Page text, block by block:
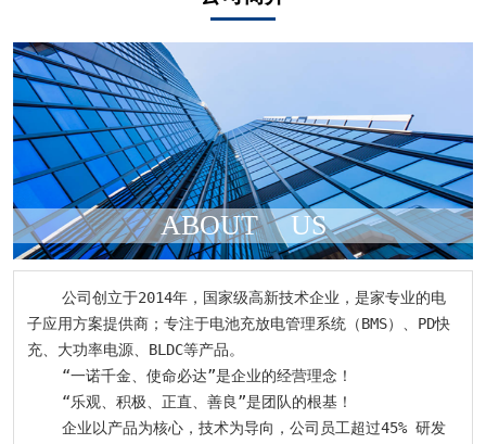
ABOUT US
子应用方案提供商；专注于电池充放电管理系统（BMS）、PD快
充、大功率电源、BLDC等产品。